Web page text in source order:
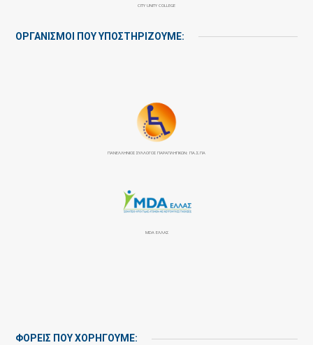
CITY UNITY COLLEGE
ΟΡΓΑΝΙΣΜΟΙ ΠΟΥ ΥΠΟΣΤΗΡΙΖΟΥΜΕ:
ΠΑΝΕΛΛΉΝΙΟΣ ΣΎΛΛΟΓΟΣ ΠΑΡΑΠΛΗΓΙΚΏΝ: ΠΑ.Σ.ΠΑ
MDA ΕΛΛΑΣ
ΦΟΡΕΙΣ ΠΟΥ ΧΟΡΗΓΟΥΜΕ: